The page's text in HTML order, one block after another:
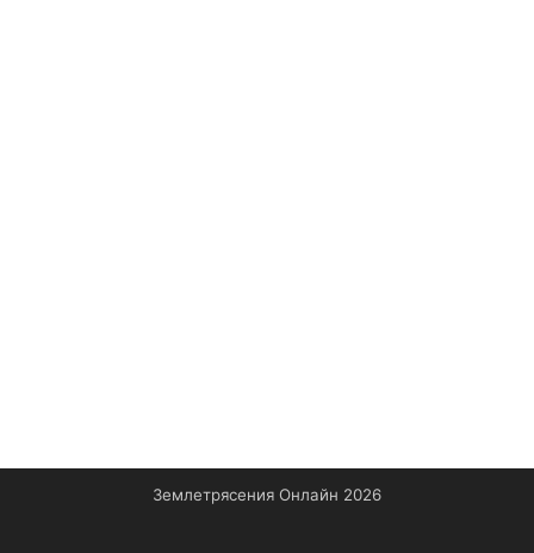
Землетрясения Онлайн 2026